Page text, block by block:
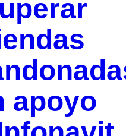
apoyo